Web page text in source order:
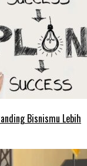
Bisnismu Lebih